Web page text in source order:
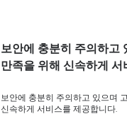
보안에 충분히 주의하고
만족을 위해 신속하게 서
보안에 충분히 주의하고 있으며
신속하게 서비스를 제공합니다.